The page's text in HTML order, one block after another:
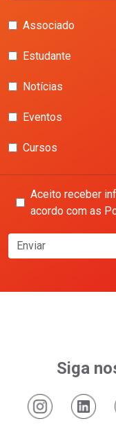
Associado
Estudante
Notícias
Eventos
Cursos
Aceito receber
acordo com as
Enviar
Siga